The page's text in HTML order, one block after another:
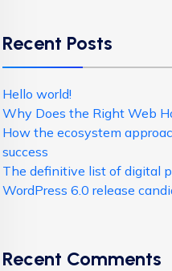
Recent Posts
Hello world!
Why Does the Right Web
How the ecosystem
success
The definitive list of digital
WordPress 6.0 release
Recent Comments